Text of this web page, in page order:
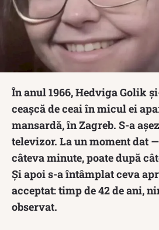
În anul 1966, Hedviga Golik
ceașcă de ceai în micul ei
mansardă, în Zagreb. S-a
televizor. La un moment dat
câteva minute, poate după
Și apoi s-a întâmplat ceva
acceptat: timp de 42 de ani,
observat.